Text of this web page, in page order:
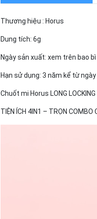
Thương hiệu : Horus
Dung tích: 6g
Ngày sản xuất: xem trên bao
Hạn sử dụng: 3 năm kể từ
Chuốt mi Horus LONG
TIỆN ÍCH 4IN1 – TRỌN COMBO